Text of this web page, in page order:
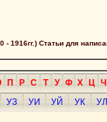
1916гг.) Статьи для
П Р С Т У Ф Х Ц Ч
УЗ УИ УЙ УК
УЛ